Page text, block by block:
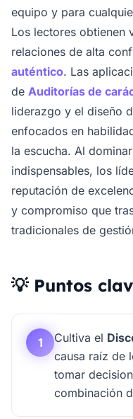
equipo y para
Los lectores obtienen
relaciones de alta
auténtico. Las
de Auditorías de
liderazgo y el diseño
enfocados en
la escucha. Al
indispensables, los
reputación de
y compromiso que
tradicionales de
💡 Puntos
1 Cultiva el
causa raíz de
tomar
combinación